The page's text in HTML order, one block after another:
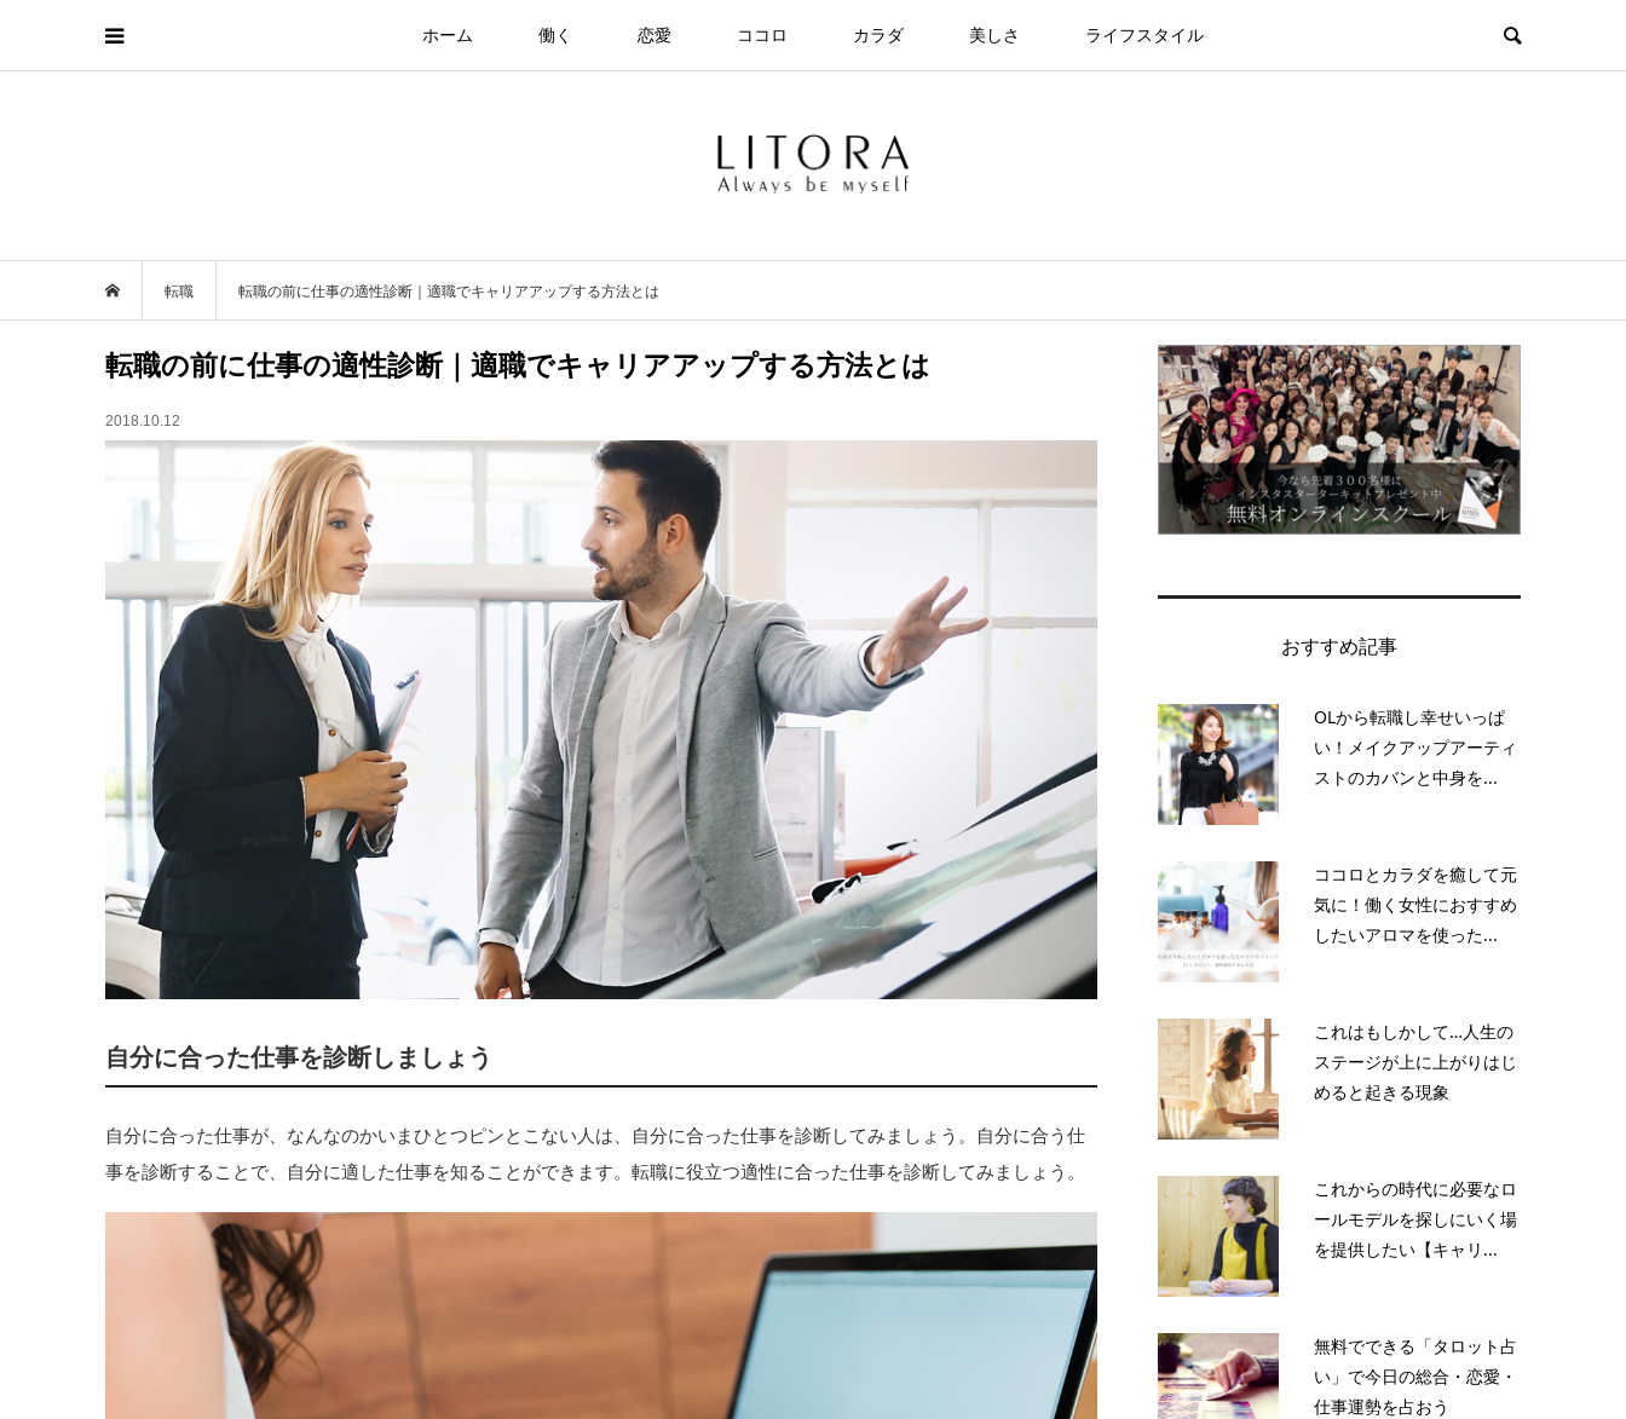
ホーム 働く 恋愛 ココロ カラダ 美しさ ライフスタイル
転職 転職の前に仕事の適性診断｜適職でキャリアアップする方法とは
転職の前に仕事の適性診断｜適職でキャリアアップする方法とは
2018.10.12
自分に合った仕事を診断しましょう
自分に合った仕事が、なんなのかいまひとつピンとこない人は、自分に合った仕事を診断してみましょう。自分に合う仕
事を診断することで、自分に適した仕事を知ることができます。転職に役立つ適性に合った仕事を診断してみましょう。
おすすめ記事
OLから転職し幸せいっぱ
い！メイクアップアーティ
ストのカバンと中身を...
ココロとカラダを癒して元
気に！働く女性におすすめ
したいアロマを使った...
これはもしかして…人生の
ステージが上に上がりはじ
めると起きる現象
これからの時代に必要なロ
ールモデルを探しにいく場
を提供したい【キャリ...
無料でできる「タロット占
い」で今日の総合・恋愛・
仕事運勢を占おう